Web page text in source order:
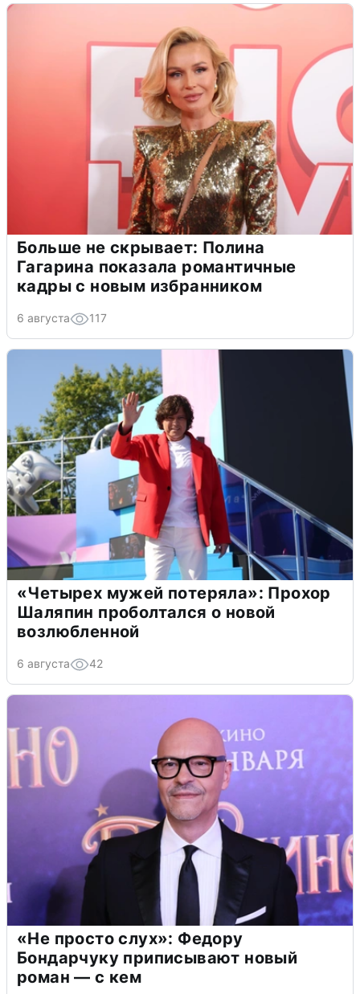
Больше не скрывает: Полина
Гагарина показала романтичные
кадры с новым избранником
6 августа 117
«Четырех мужей потеряла»: Прохор
Шаляпин проболтался о новой
возлюбленной
6 августа 42
«Не просто слух»: Федору
Бондарчуку приписывают новый
роман — с кем